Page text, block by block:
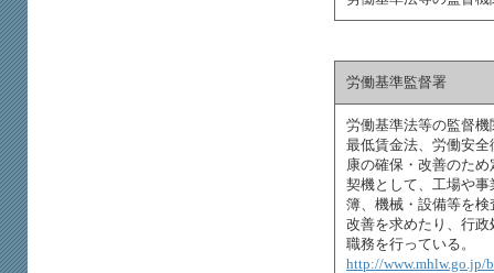
労働基準監督署
労働基準法等の監督
最低賃金法、労働安
康の確保・改善のた
契機として、工場や
簿、機械・設備等を
改善を求めたり、行
職務を行っている。
http://